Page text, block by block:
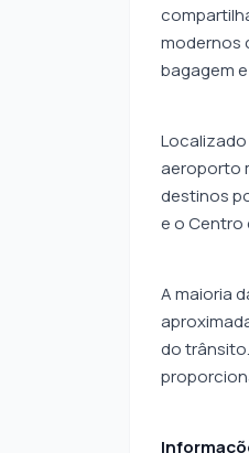
modernos
bagagem
Localizado
aeroporto
destinos
e o Centro
A maioria
do